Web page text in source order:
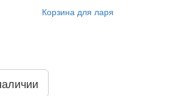
Корзина для ларя